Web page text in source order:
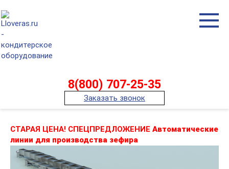
к
контенту
8(800) 707-25-35
Заказать звонок
СТАРАЯ ЦЕНА! СПЕЦПРЕДЛОЖЕНИЕ Автоматические
линии для производства зефира